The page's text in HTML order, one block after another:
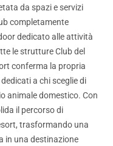
da spazi e servizi
completamente
dedicato alle attività
le strutture Club del
conferma la propria
a chi sceglie di
animale domestico. Con
il percorso di
trasformando una
in una destinazione